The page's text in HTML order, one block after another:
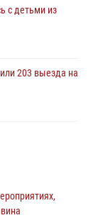
с детьми из
203 выезда на